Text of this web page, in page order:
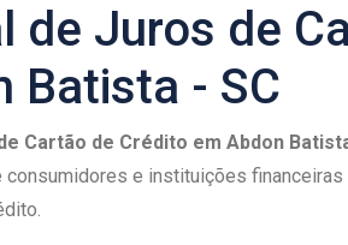
de Juros de
Batista - SC
Cartão de Crédito em Abdon
consumidores e instituições